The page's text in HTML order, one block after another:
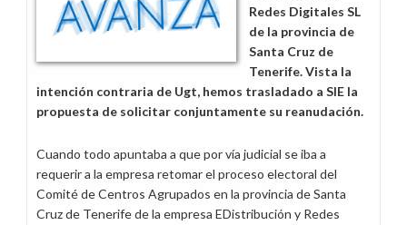
Redes Digitales SL
de la provincia de
Santa Cruz de
Tenerife. Vista la
intención contraria de Ugt, hemos trasladado a SIE la
propuesta de solicitar conjuntamente su reanudación.
Cuando todo apuntaba a que por vía judicial se iba a
requerir a la empresa retomar el proceso electoral del
Comité de Centros Agrupados en la provincia de Santa
Cruz de Tenerife de la empresa EDistribución y Redes